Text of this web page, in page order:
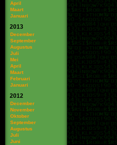
April
Maart
Januari
2013
December
September
Augustus
Juli
Mei
April
Maart
Februari
Januari
2012
December
November
Oktober
September
Augustus
Juli
Juni